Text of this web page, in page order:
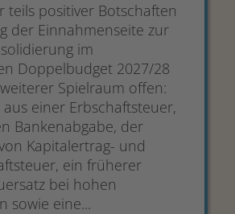
teils positiver Botschaften
der Einnahmenseite zur
im
Doppelbudget 2027/28
Spielraum offen:
aus einer Erbschaftsteuer,
Bankenabgabe, der
Kapitalertrag- und
ein früherer
bei hohen
sowie eine...